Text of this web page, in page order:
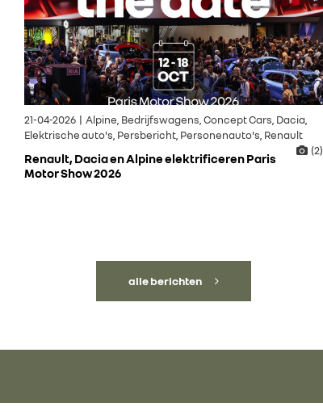
21-04-2026 | Alpine, Bedrijfswagens, Concept Cars, Dacia,
Elektrische auto's, Persbericht, Personenauto's, Renault
(2)
Renault, Dacia en Alpine elektrificeren Paris
Motor Show 2026
alle berichten